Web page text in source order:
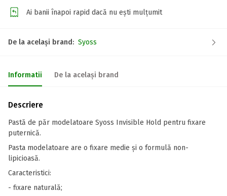
Ai banii înapoi rapid dacă nu ești mulțumit
De la același brand: Syoss
Informatii De la același brand
Descriere
Pastă de păr modelatoare Syoss Invisible Hold pentru fixare
puternică.
Pasta modelatoare are o fixare medie și o formulă non-
lipicioasă.
Caracteristici:
- fixare naturală;